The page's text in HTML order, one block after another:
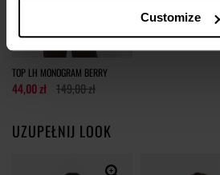
Customize
Jak mierzymy nasze produkty?
TOP LH MONOGRAM BERRY
44,00 zł 149,00 zł
UZUPEŁNIJ LOOK